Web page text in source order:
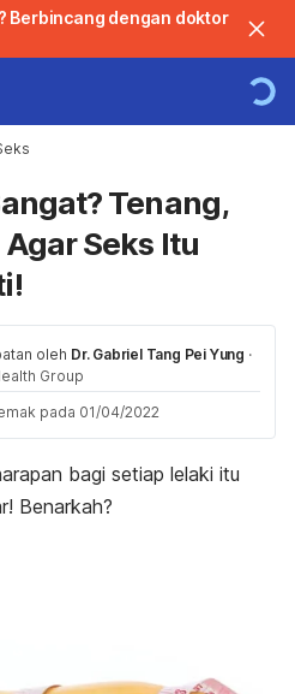
Berbincang dengan doktor
Tenang,
Seks Itu
oleh Dr. Gabriel Tang Pei Yung ·
Group
pada 01/04/2022
bagi setiap lelaki itu
Benarkah?